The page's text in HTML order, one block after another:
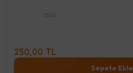
(5.0)
250,00 TL
Sepete Ekle